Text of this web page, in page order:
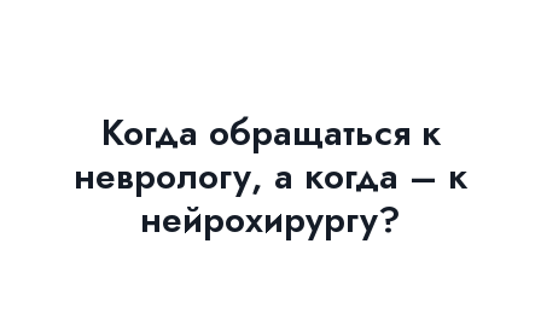
Когда обращаться к
неврологу, а когда – к
нейрохирургу?